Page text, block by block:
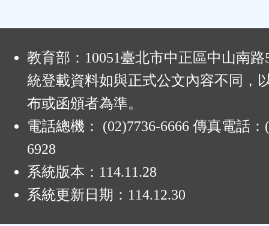
教育部：10051臺北市中正區中山南
統登載資料如與正式公文內容不同，
布或函頒者為準。
電話總機： (02)7736-6666 傳真電話：
6928
系統版本： 114.11.28
系統更新日期： 114.12.30